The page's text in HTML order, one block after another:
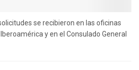
se recibieron en las oficinas
y en el Consulado General